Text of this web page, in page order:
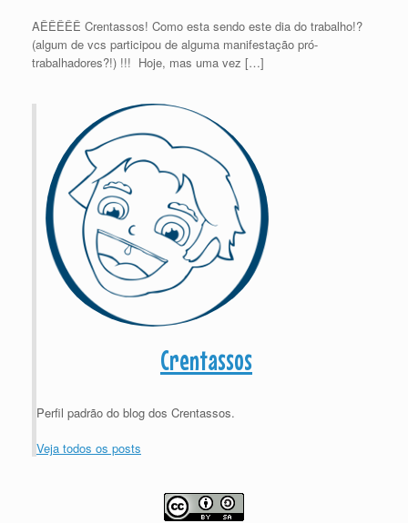
AÊÊÊÊÊ Crentassos! Como esta sendo este dia do trabalho!?
(algum de vcs participou de alguma manifestação pró-
trabalhadores?!) !!! Hoje, mas uma vez […]
Crentassos
Perfil padrão do blog dos Crentassos.
Veja todos os posts